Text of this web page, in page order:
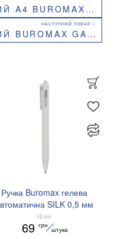
BRAVO BM.20970
336 СТОРІНКИ BM.20240-02
Ручка Buromax гелева
SILK 0,5 мм
сині чорнила BM.83100
Ціна
69 грн
штука